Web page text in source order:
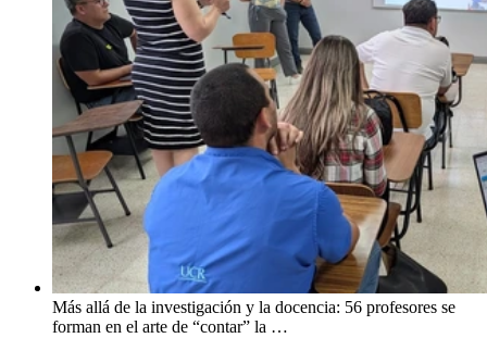
Más allá de la investigación y la docencia: 56 profesores se
forman en el arte de “contar” la …